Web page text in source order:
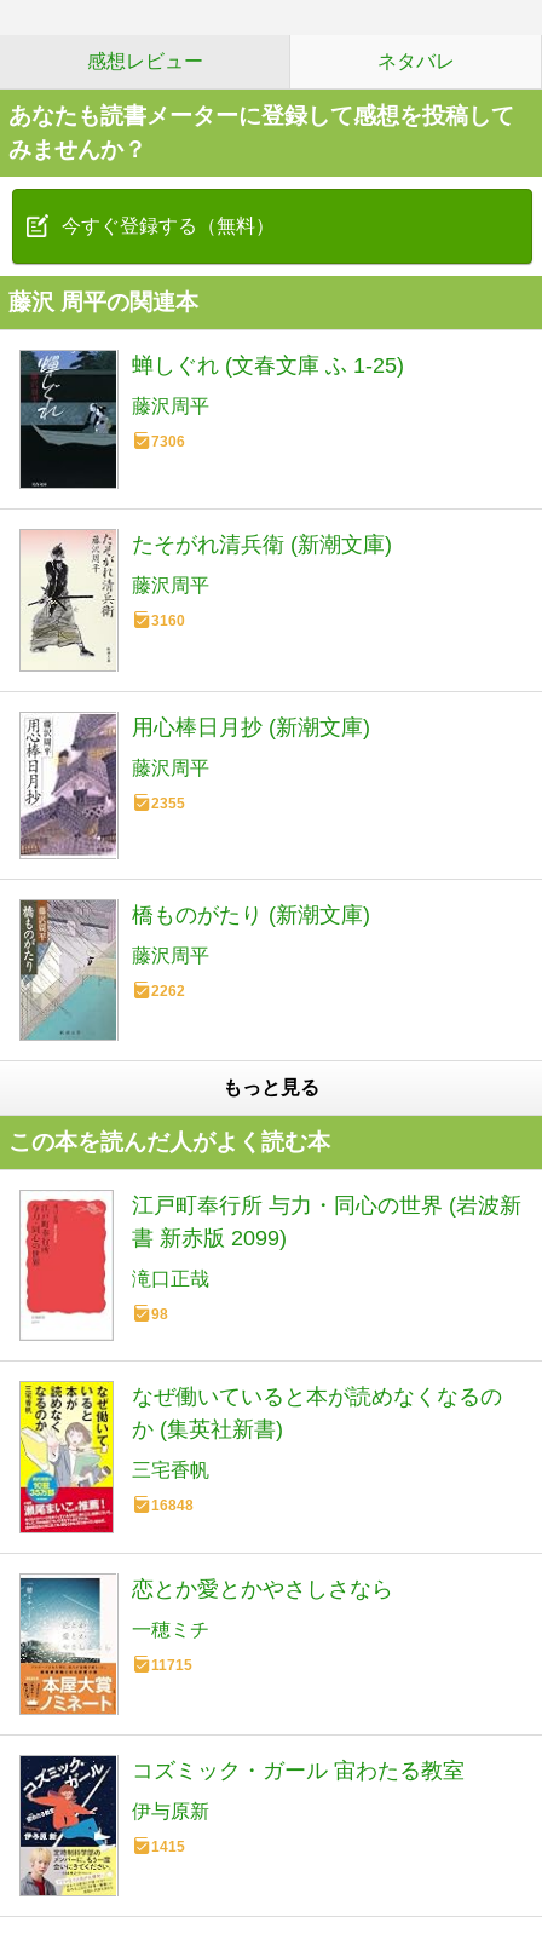
感想レビュー ネタバレ
あなたも読書メーターに登録して感想を投稿して
みませんか？
今すぐ登録する（無料）
藤沢 周平の関連本
蝉しぐれ (文春文庫 ふ 1-25)
藤沢周平
7306
たそがれ清兵衛 (新潮文庫)
藤沢周平
3160
用心棒日月抄 (新潮文庫)
藤沢周平
2355
橋ものがたり (新潮文庫)
藤沢周平
2262
もっと見る
この本を読んだ人がよく読む本
江戸町奉行所 与力・同心の世界 (岩波新
書 新赤版 2099)
滝口正哉
98
なぜ働いていると本が読めなくなるの
か (集英社新書)
三宅香帆
16848
恋とか愛とかやさしさなら
一穂ミチ
11715
コズミック・ガール 宙わたる教室
伊与原新
1415